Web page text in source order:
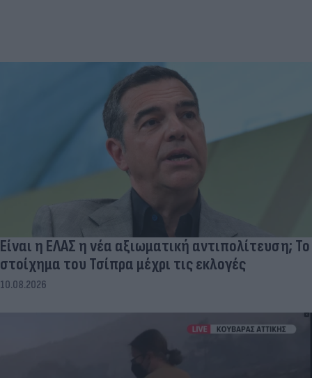
Είναι η ΕΛΑΣ η νέα αξιωματική αντιπολίτευση; Το
στοίχημα του Τσίπρα μέχρι τις εκλογές
10.08.2026